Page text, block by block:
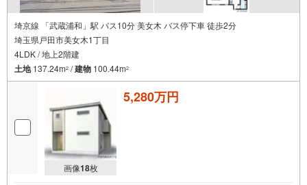
埼京線 「武蔵浦和」駅 バス10分 美女木 バス停下車 徒歩2分
埼玉県戸田市美女木1丁目
4LDK / 地上2階建
土地137.24m2 /建物 100.44m2
画像18枚
5,280万円